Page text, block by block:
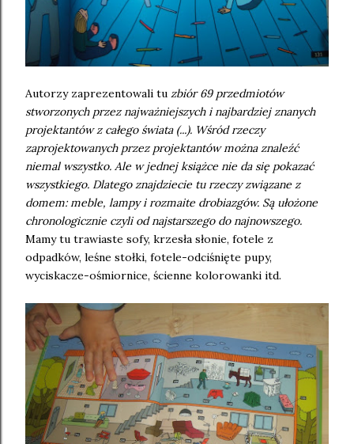
Autorzy zaprezentowali tu zbiór 69 przedmiotów
stworzonych przez najważniejszych i najbardziej znanych
projektantów z całego świata (...). Wśród rzeczy
zaprojektowanych przez projektantów można znaleźć
niemal wszystko. Ale w jednej książce nie da się pokazać
wszystkiego. Dlatego znajdziecie tu rzeczy związane z
domem: meble, lampy i rozmaite drobiazgów. Są ułożone
chronologicznie czyli od najstarszego do najnowszego.
Mamy tu trawiaste sofy, krzesła słonie, fotele z
odpadków, leśne stołki, fotele-odciśnięte pupy,
wyciskacze-ośmiornice, ścienne kolorowanki itd.